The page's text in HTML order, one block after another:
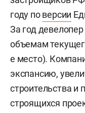
году поверсии
За год
объемам
е место).
экспансию,
строительства и
строящихся